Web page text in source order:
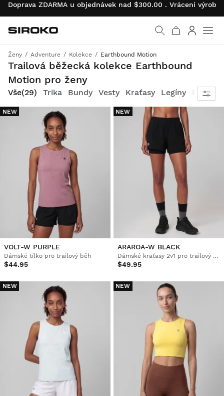
Doprava ZDARMA u objednávek nad $300.00 . Vrácení
Vrátit se na úvodní
Siroko.com
Ženy Adventure Kolekce Earthbound Motion
Trailová běžecká kolekce Earthbound
Motion pro ženy
Vyběhni do terénu a zažij ten pocit
Vše(29) Trika Bundy Vesty Kraťasy Legíny Ponožky
NEW
VOLT-W PURPLE
Dámské tílko pro trailový běh
$44.95
NEW
ARAROA-W BLACK
Dámské kraťasy 2v1 pro trailový běh
$49.95
NEW NEW